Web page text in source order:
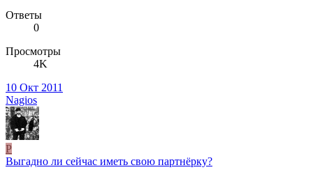
Ответы
0
Просмотры
4K
10 Окт 2011
Nagios
P
Выгадно ли сейчас иметь свою партнёрку?